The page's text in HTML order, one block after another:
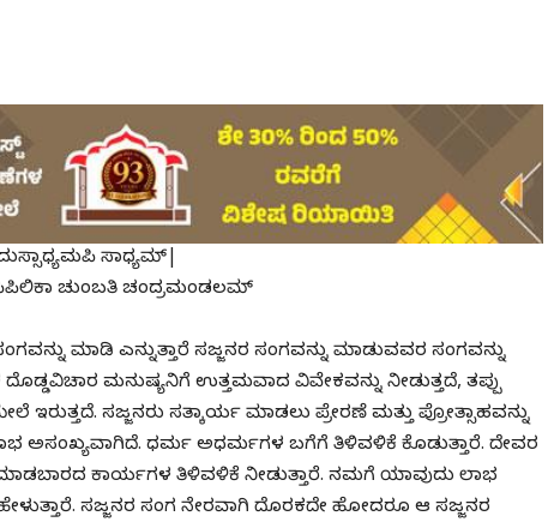
ಸಾಧ್ಯಮ್|
ಚುಂಬತಿ ಚಂದ್ರಮಂಡಲಮ್
ಮಾಡಿ ಎನ್ನುತ್ತಾರೆ ಸಜ್ಜನರ ಸಂಗವನ್ನು ಮಾಡುವವರ ಸಂಗವನ್ನು
ಮನುಷ್ಯನಿಗೆ ಉತ್ತಮವಾದ ವಿವೇಕವನ್ನು ನೀಡುತ್ತದೆ, ತಪ್ಪು
ಇರುತ್ತದೆ. ಸಜ್ಜನರು ಸತ್ಕಾರ್ಯ ಮಾಡಲು ಪ್ರೇರಣೆ ಮತ್ತು ಪ್ರೋತ್ಸಾಹವನ್ನು
ಅಸಂಖ್ಯವಾಗಿದೆ. ಧರ್ಮ ಅಧರ್ಮಗಳ ಬಗೆಗೆ ತಿಳಿವಳಿಕೆ ಕೊಡುತ್ತಾರೆ. ದೇವರ
ಮಾಡಬಾರದ ಕಾರ್ಯಗಳ ತಿಳಿವಳಿಕೆ ನೀಡುತ್ತಾರೆ. ನಮಗೆ ಯಾವುದು ಲಾಭ
ಸಜ್ಜನರ ಸಂಗ ನೇರವಾಗಿ ದೊರಕದೇ ಹೋದರೂ ಆ ಸಜ್ಜನರ